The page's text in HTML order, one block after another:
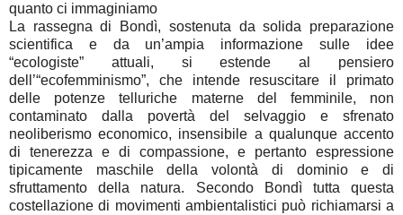
quanto ci immaginiamo
La rassegna di Bondì, sostenuta da solida preparazione
scientifica e da un’ampia informazione sulle idee
“ecologiste” attuali, si estende al pensiero
dell’“ecofemminismo”, che intende resuscitare il primato
delle potenze telluriche materne del femminile, non
contaminato dalla povertà del selvaggio e sfrenato
neoliberismo economico, insensibile a qualunque accento
di tenerezza e di compassione, e pertanto espressione
tipicamente maschile della volontà di dominio e di
sfruttamento della natura. Secondo Bondì tutta questa
costellazione di movimenti ambientalistici può richiamarsi a